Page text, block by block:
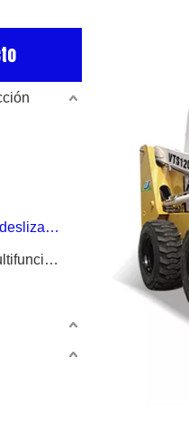
Cargador de dirección deslizante
Carretilla elevadora multifuncional